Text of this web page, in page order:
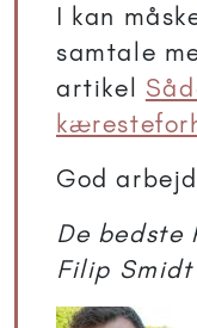
I kan
samtale
artikel
God
De bedste
Filip Smidt